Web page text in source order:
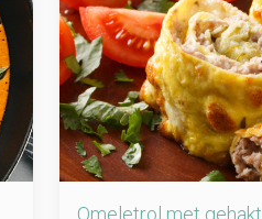
Omeletrol met gehakt